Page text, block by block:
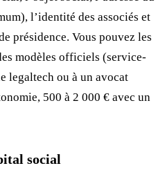
l’identité des associés et
présidence. Vous pouvez les
modèles officiels (service-
legaltech ou à un avocat
500 à 2 000 € avec un
social